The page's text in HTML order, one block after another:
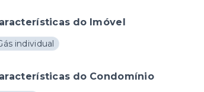
do Imóvel
individual
do Condomínio